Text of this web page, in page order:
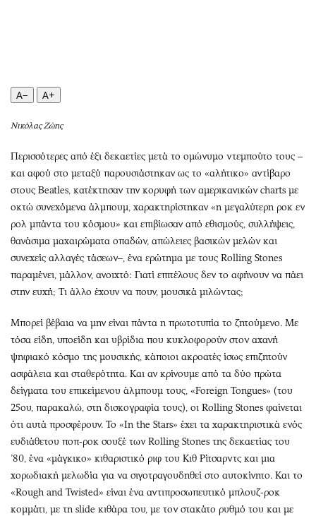
Πολιτισμός
Σινεμά
Θέατρο-Χορός
Εικαστικά
Βιβλίο
Χειρόγραφα
Προσφορές
Προσωπικότητες στην ''Κ''
Επιστολές
A− A+
Νικόλας Ζώης
Περισσότερες από έξι δεκαετίες μετά το ομώνυμο ντεμπούτο τους –
και αφού στο μεταξύ παρουσιάστηκαν ως το «αλήτικο» αντίβαρο
στους Beatles, κατέκτησαν την κορυφή των αμερικανικών charts με
οκτώ συνεχόμενα άλμπουμ, χαρακτηρίστηκαν «η μεγαλύτερη ροκ εν
ρολ μπάντα του κόσμου» και επιβίωσαν από εθισμούς, συλλήψεις,
θανάσιμα μαχαιρώματα οπαδών, απώλειες βασικών μελών και
συνεχείς αλλαγές τάσεων–, ένα ερώτημα με τους Rolling Stones
παραμένει, μάλλον, ανοιχτό: Γιατί επιτέλους δεν το αφήνουν να πάει
στην ευχή; Τι άλλο έχουν να πουν, μουσικά μιλώντας;
Μπορεί βέβαια να μην είναι πάντα η πρωτοτυπία το ζητούμενο. Με
τόσα είδη, υποείδη και υβρίδια που κυκλοφορούν στον αχανή
ψηφιακό κόσμο της μουσικής, κάποιοι ακροατές ίσως επιζητούν
ασφάλεια και σταθερότητα. Και αν κρίνουμε από τα δύο πρώτα
δείγματα του επικείμενου άλμπουμ τους, «Foreign Tongues» (του
25ου, παρακαλώ, στη δισκογραφία τους), οι Rolling Stones φαίνεται
ότι αυτά προσφέρουν. Το «In the Stars» έχει τα χαρακτηριστικά ενός
ευδιάθετου ποπ-ροκ σουξέ των Rolling Stones της δεκαετίας του
’80, ένα «μάγκικο» κιθαριστικό ριφ του Κιθ Ρίτσαρντς και μια
χορωδιακή μελωδία για να σιγοτραγουδηθεί στο αυτοκίνητο. Και το
«Rough and Twisted» είναι ένα αντιπροσωπευτικό μπλουζ-ροκ
κομμάτι, με τη slide κιθάρα του, με τον στακάτο ρυθμό του και με